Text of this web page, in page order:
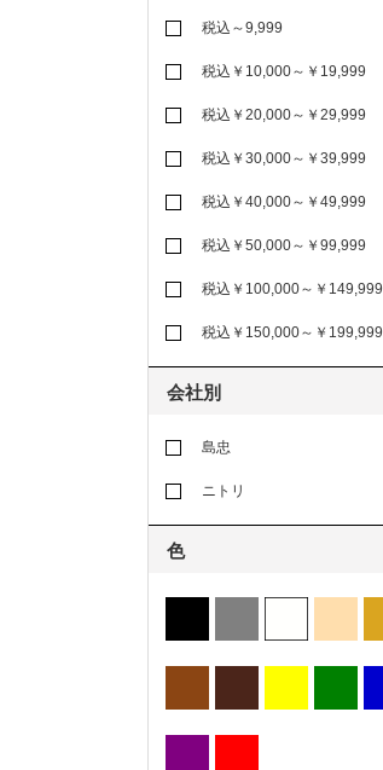
税込～9,999
税込￥10,000～￥19,999
税込￥20,000～￥29,999
税込￥30,000～￥39,999
税込￥40,000～￥49,999
税込￥50,000～￥99,999
税込￥100,000～￥149,999
税込￥150,000～￥199,999
会社別
島忠
ニトリ
色